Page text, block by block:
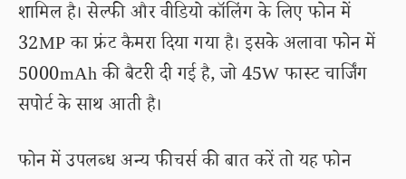
शामिल है। सेल्फी और वीडियो कॉलिंग के लिए फोन में
32MP का फ्रंट कैमरा दिया गया है। इसके अलावा फोन में
5000mAh की बैटरी दी गई है, जो 45W फास्ट चार्जिंग
सपोर्ट के साथ आती है।
फोन में उपलब्ध अन्य फीचर्स की बात करें तो यह फोन